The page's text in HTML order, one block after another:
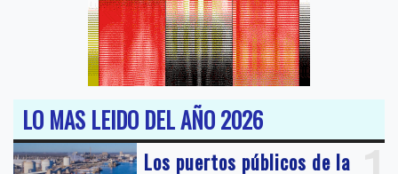
LO MAS LEIDO DEL AÑO 2026
Los puertos públicos de la